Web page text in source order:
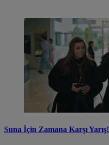
Suna İçin Zamana Karşı Yarış!